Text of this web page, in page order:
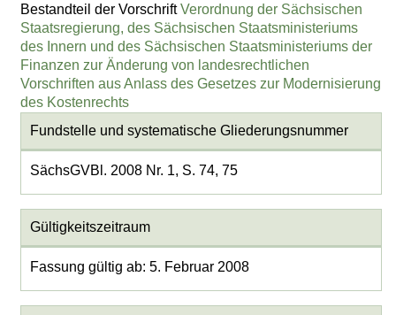
Bestandteil der VorschriftVerordnung der Sächsischen
Staatsregierung, des Sächsischen Staatsministeriums
des Innern und des Sächsischen Staatsministeriums der
Finanzen zur Änderung von landesrechtlichen
Vorschriften aus Anlass des Gesetzes zur Modernisierung
des Kostenrechts
Fundstelle und systematische Gliederungsnummer
SächsGVBl. 2008 Nr. 1, S. 74, 75
Gültigkeitszeitraum
Fassung gültig ab: 5. Februar 2008